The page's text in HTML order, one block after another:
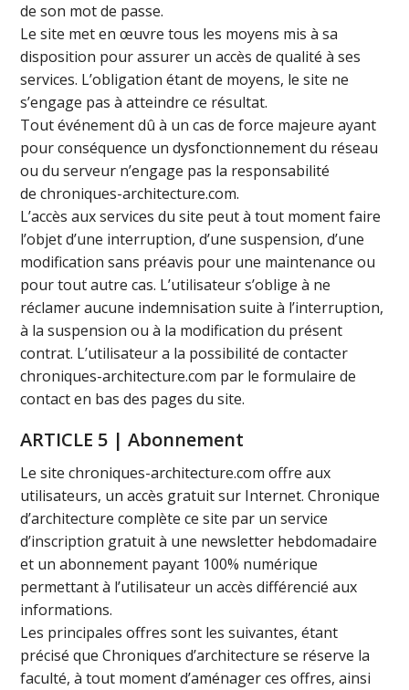
de son mot de passe.
Le site met en œuvre tous les moyens mis à sa
disposition pour assurer un accès de qualité à ses
services. L’obligation étant de moyens, le site ne
s’engage pas à atteindre ce résultat.
Tout événement dû à un cas de force majeure ayant
pour conséquence un dysfonctionnement du réseau
ou du serveur n’engage pas la responsabilité
de chroniques-architecture.com.
L’accès aux services du site peut à tout moment faire
l’objet d’une interruption, d’une suspension, d’une
modification sans préavis pour une maintenance ou
pour tout autre cas. L’utilisateur s’oblige à ne
réclamer aucune indemnisation suite à l’interruption,
à la suspension ou à la modification du présent
contrat. L’utilisateur a la possibilité de contacter
chroniques-architecture.com par le formulaire de
contact en bas des pages du site.
ARTICLE 5 | Abonnement
Le site chroniques-architecture.com offre aux
utilisateurs, un accès gratuit sur Internet. Chronique
d’architecture complète ce site par un service
d’inscription gratuit à une newsletter hebdomadaire
et un abonnement payant 100% numérique
permettant à l’utilisateur un accès différencié aux
informations.
Les principales offres sont les suivantes, étant
précisé que Chroniques d’architecture se réserve la
faculté, à tout moment d’aménager ces offres, ainsi